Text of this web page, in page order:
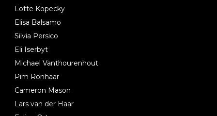
Lotte Kopecky
Elisa Balsamo
Silvia Persico
Eli Iserbyt
Michael Vanthourenhout
Pim Ronhaar
Cameron Mason
Lars van der Haar